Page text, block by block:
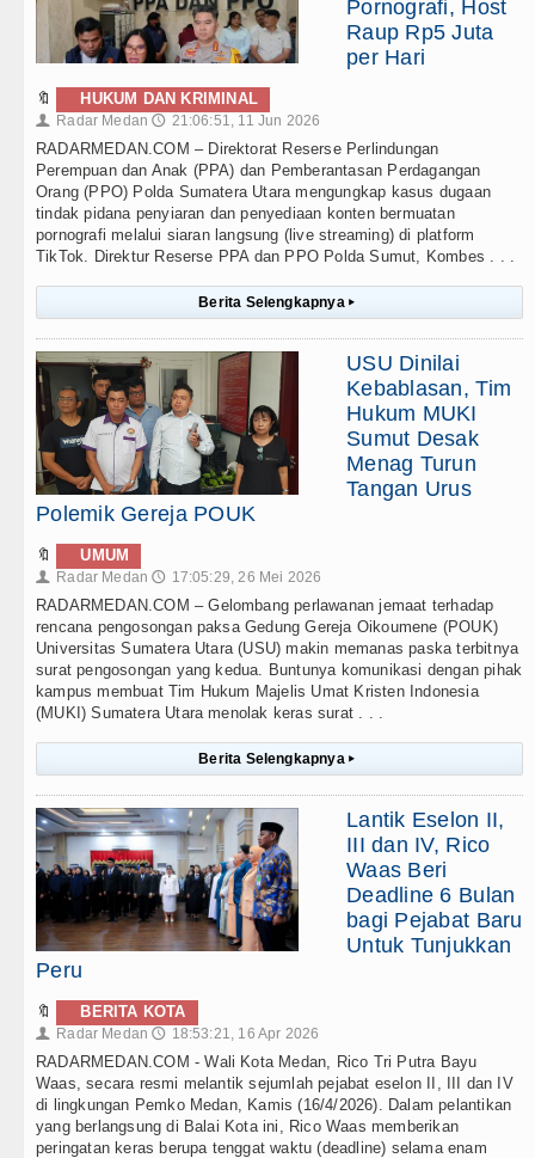
Pornografi, Host
Raup Rp5 Juta
per Hari
🔖 HUKUM DAN KRIMINAL
👤 Radar Medan 🕔 21:06:51, 11 Jun 2026
RADARMEDAN.COM – Direktorat Reserse Perlindungan
Perempuan dan Anak (PPA) dan Pemberantasan Perdagangan
Orang (PPO) Polda Sumatera Utara mengungkap kasus dugaan
tindak pidana penyiaran dan penyediaan konten bermuatan
pornografi melalui siaran langsung (live streaming) di platform
TikTok. Direktur Reserse PPA dan PPO Polda Sumut, Kombes . . .
Berita Selengkapnya ▸
USU Dinilai
Kebablasan, Tim
Hukum MUKI
Sumut Desak
Menag Turun
Tangan Urus
Polemik Gereja POUK
🔖 UMUM
👤 Radar Medan 🕔 17:05:29, 26 Mei 2026
RADARMEDAN.COM – Gelombang perlawanan jemaat terhadap
rencana pengosongan paksa Gedung Gereja Oikoumene (POUK)
Universitas Sumatera Utara (USU) makin memanas paska terbitnya
surat pengosongan yang kedua. Buntunya komunikasi dengan pihak
kampus membuat Tim Hukum Majelis Umat Kristen Indonesia
(MUKI) Sumatera Utara menolak keras surat . . .
Berita Selengkapnya ▸
Lantik Eselon II,
III dan IV, Rico
Waas Beri
Deadline 6 Bulan
bagi Pejabat Baru
Untuk Tunjukkan
Peru
🔖 BERITA KOTA
👤 Radar Medan 🕔 18:53:21, 16 Apr 2026
RADARMEDAN.COM - Wali Kota Medan, Rico Tri Putra Bayu
Waas, secara resmi melantik sejumlah pejabat eselon II, III dan IV
di lingkungan Pemko Medan, Kamis (16/4/2026). Dalam pelantikan
yang berlangsung di Balai Kota ini, Rico Waas memberikan
peringatan keras berupa tenggat waktu (deadline) selama enam